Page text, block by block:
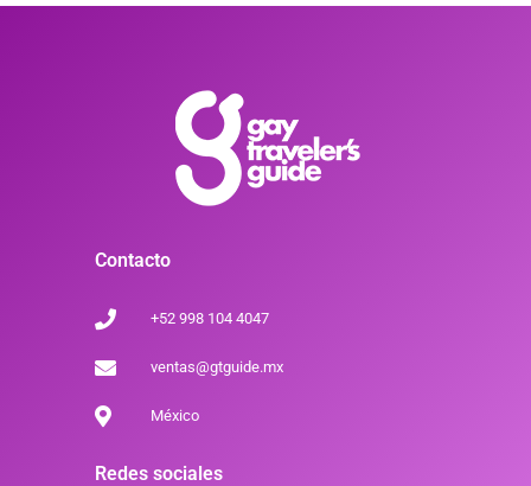
Contacto
+52 998 104 4047
ventas@gtguide.mx
México
Redes sociales